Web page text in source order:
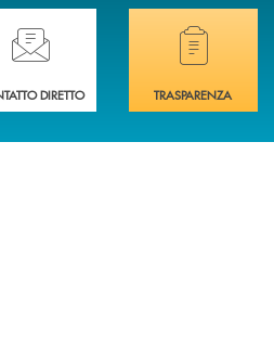
nostre&nbsp; filiali .
assistenza immediata? Contattaci!
DIRETTO
Hai bisogno di
TRASPARENZA